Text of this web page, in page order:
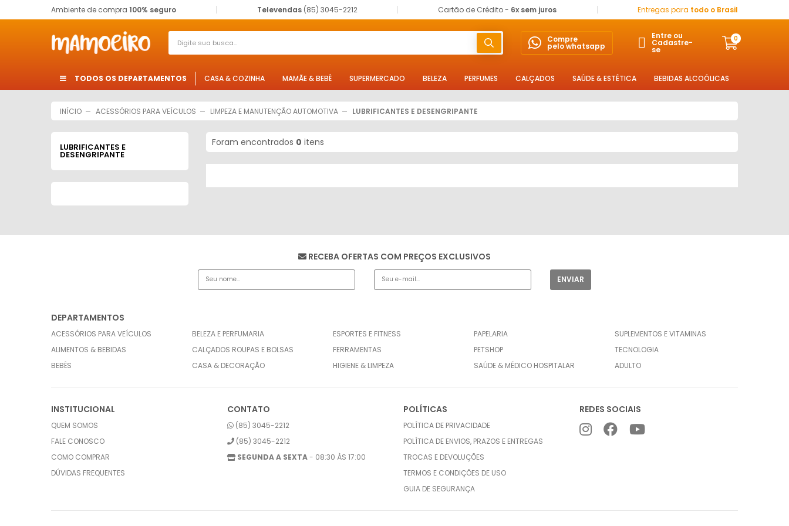
Ambiente de compra 100% seguro Televendas(85) 3045-2212 Cartão de Crédito - 6x sem juros Entregas para todo o Brasil
Compre
pelo whatsapp
Entre ou
Cadastre-
se
0
TODOS OS DEPARTAMENTOS CASA & COZINHA MAMÃE & BEBÊ SUPERMERCADO BELEZA PERFUMES CALÇADOS SAÚDE & ESTÉTICA BEBIDAS ALCOÓLICAS
INÍCIO ACESSÓRIOS PARA VEÍCULOS LIMPEZA E MANUTENÇÃO AUTOMOTIVA LUBRIFICANTES E DESENGRIPANTE
LUBRIFICANTES E
DESENGRIPANTE
Foram encontrados 0 itens
RECEBA OFERTAS COM PREÇOS EXCLUSIVOS
DEPARTAMENTOS
ACESSÓRIOS PARA VEÍCULOS
ALIMENTOS & BEBIDAS
BEBÊS
BELEZA E PERFUMARIA
CALÇADOS ROUPAS E BOLSAS
CASA & DECORAÇÃO
ESPORTES E FITNESS
FERRAMENTAS
HIGIENE & LIMPEZA
PAPELARIA
PETSHOP
SAÚDE & MÉDICO HOSPITALAR
SUPLEMENTOS E VITAMINAS
TECNOLOGIA
ADULTO
INSTITUCIONAL
QUEM SOMOS
FALE CONOSCO
COMO COMPRAR
DÚVIDAS FREQUENTES
CONTATO
(85) 3045-2212
(85) 3045-2212
SEGUNDA A SEXTA- 08:30 ÀS 17:00
POLÍTICAS
POLÍTICA DE PRIVACIDADE
POLÍTICA DE ENVIOS, PRAZOS E ENTREGAS
TROCAS E DEVOLUÇÕES
TERMOS E CONDIÇÕES DE USO
GUIA DE SEGURANÇA
REDES SOCIAIS